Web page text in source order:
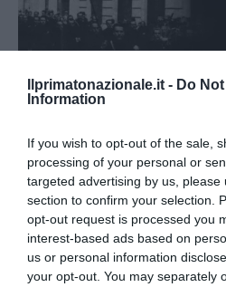
Ilprimatonazionale.it - Do
Information
If you wish to opt-out of the sale,
processing of your personal or
targeted advertising by us, please
section to confirm your selection.
opt-out request is processed you
interest-based ads based on
us or personal information
your opt-out. You may separately
Bonaccini e il mito delle
l’antifascismo
6 Agosto